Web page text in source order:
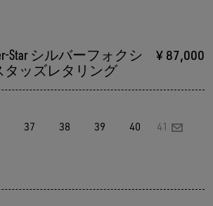
Star シルバーフォクシ
タッズレタリング
¥ 87,000
37 38 39 40 41